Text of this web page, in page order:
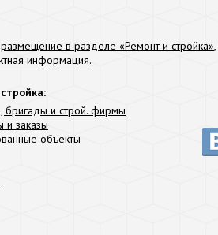
размещение в разделе «Ремонт и стройка»,
информация.
бригады и строй. фирмы
и заказы
объекты